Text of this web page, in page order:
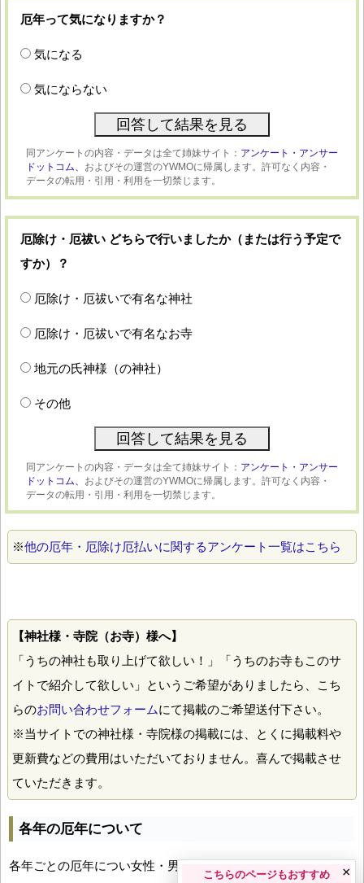
厄年って気になりますか？
気になる
気にならない
同アンケートの内容・データは全て姉妹サイト： アンケート・アンサー
ドットコム、 およびその運営のYWMOに帰属します。許可なく内容・
データの転用・引用・利用を一切禁じます。
厄除け・厄祓い どちらで行いましたか（または行う予定で
すか）？
厄除け・厄祓いで有名な神社
厄除け・厄祓いで有名なお寺
地元の氏神様（の神社）
その他
同アンケートの内容・データは全て姉妹サイト： アンケート・アンサー
ドットコム、 およびその運営のYWMOに帰属します。許可なく内容・
データの転用・引用・利用を一切禁じます。
※他の厄年・厄除け厄払いに関するアンケート一覧はこちら
【神社様・寺院（お寺）様へ】
「うちの神社も取り上げて欲しい！」「うちのお寺もこのサ
イトで紹介して欲しい」というご希望がありましたら、こち
らのお問い合わせフォームにて掲載のご希望送付下さい。
※当サイトでの神社様・寺院様の掲載には、とくに掲載料や
更新費などの費用はいただいておりません。喜んで掲載させ
ていただきます。
各年の厄年について
各年ごとの厄年につい女性・男性の年齢早見表とともにお伝え
こちらのページもおすすめ ×